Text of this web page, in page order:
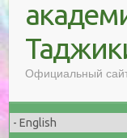
Официальный